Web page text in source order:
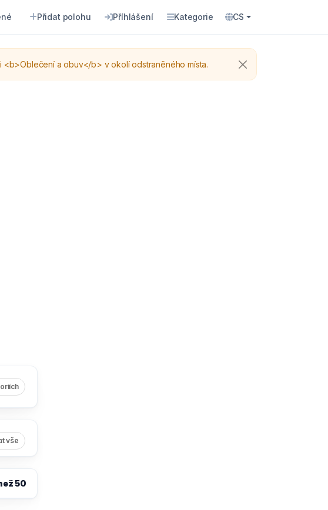
Přidat polohu Příhlášení Kategorie CS
a obuv</b> v okolí odstraněného místa.
vše
50